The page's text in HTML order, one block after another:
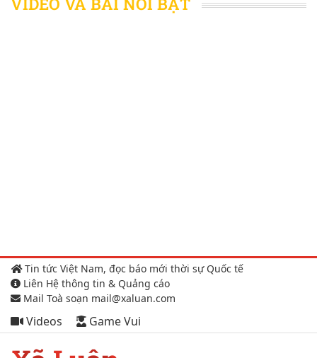
VIDEO VÀ BÀI NỔI BẬT
Tin tức Việt Nam, đọc báo mới thời sự Quốc tế
Liên Hệ thông tin & Quảng cáo
Mail Toà soạn mail@xaluan.com
Videos Game Vui